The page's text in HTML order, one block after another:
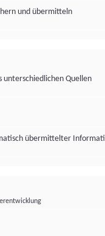
und übermitteln
unterschiedlichen Quellen
übermittelter